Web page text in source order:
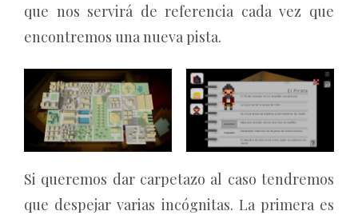
que nos servirá de referencia cada vez que
encontremos una nueva pista.
Si queremos dar carpetazo al caso tendremos
que despejar varias incógnitas. La primera es